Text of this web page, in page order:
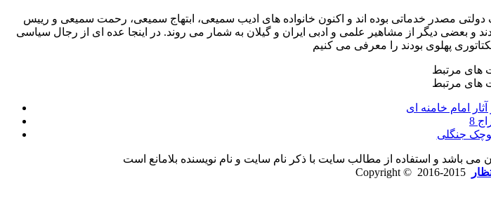
مصدر خدماتی بوده­ اند و اکنون خانواده ­های ادیب سمیعی، ابتهاج سمیعی، رحمت سمیعی و رییس
و بعضی دیگر از مشاهیر علمی و ادبی ایران و گیلان به شمار می روند. در اینجا عده ای از رجال سیاسی
های مرتبط
های مرتبط
امام خامنه ای
8
جنگلی
باشد و استفاده از مطالب سایت با ذکر نام سایت و نام نویسنده بلامانع است
Copyright ©